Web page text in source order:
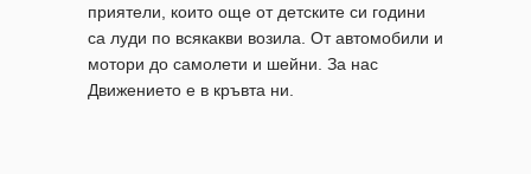
приятели, които още от детските си години
са луди по всякакви возила. От автомобили и
мотори до самолети и шейни. За нас
Движението е в кръвта ни.